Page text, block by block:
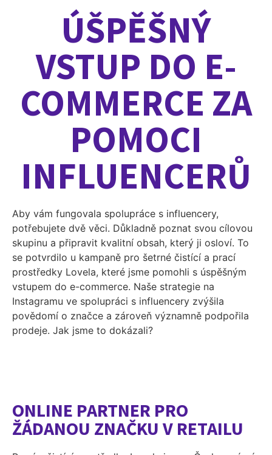
ÚŠPĚŠNÝ
VSTUP DO E-
COMMERCE ZA
POMOCI
INFLUENCERŮ
Aby vám fungovala spolupráce s influencery,
potřebujete dvě věci. Důkladně poznat svou cílovou
skupinu a připravit kvalitní obsah, který ji osloví. To
se potvrdilo u kampaně pro šetrné čistící a prací
prostředky Lovela, které jsme pomohli s úspěšným
vstupem do e-commerce. Naše strategie na
Instagramu ve spolupráci s influencery zvýšila
povědomí o značce a zároveň významně podpořila
prodeje. Jak jsme to dokázali?
ONLINE PARTNER PRO
ŽÁDANOU ZNAČKU V RETAILU